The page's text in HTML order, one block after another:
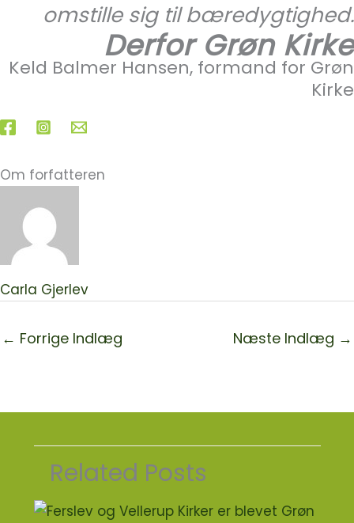
omstille sig til bæredygtighed.
Derfor Grøn Kirke
Keld Balmer Hansen, formand for Grøn
Kirke
Om forfatteren
Carla Gjerlev
← Forrige Indlæg Næste Indlæg →
Related Posts